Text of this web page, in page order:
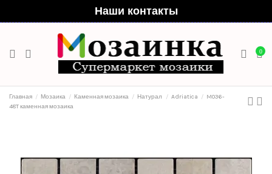
Наши контакты
0
Главная Мозаика Каменная мозаика Натурал Adriatica
M036-
48T каменная мозаика